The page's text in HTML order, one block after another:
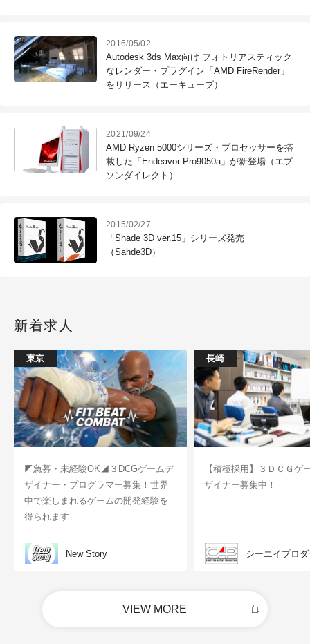
2016/05/02
Autodesk 3ds Max向け フォトリアスティック
なレンダー・プラグイン「AMD FireRender」
をリリース（エーキューブ）
2021/09/24
AMD Ryzen 5000シリーズ・プロセッサーを搭
載した「Endeavor Pro9050a」が新登場（エプ
ソンダイレクト）
2015/02/27
「Shade 3D ver.15」シリーズ発売
（Sahde3D）
新着求人
東京
◤急募・未経験OK◢３DCGゲームデ
ザイナー・プログラマー募集！世界
中で楽しまれるゲームの開発経験を
得られます
New Story
長崎
【積極採用】３ＤＣＧゲ
ザイナー募集中！
シーエイプロ
VIEW MORE